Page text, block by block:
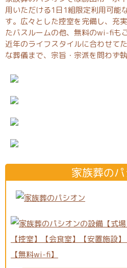
用いただける1日1組限定利用可能
す。広々とした控室を完備し、充
たバスルームの他、無料のwi-fiも
近年のライフスタイルに合わせて
な葬儀まで、宗旨・宗派を問わず
家族葬の